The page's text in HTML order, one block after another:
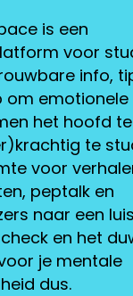
is een
voor
info,
om emotionele
het hoofd
te
voor
peptalk en
naar een
en het
je mentale
dus.